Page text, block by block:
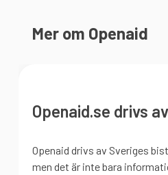
Mer om Openaid
Openaid.se drivs
Openaid drivs av Sveriges
men det är inte bara